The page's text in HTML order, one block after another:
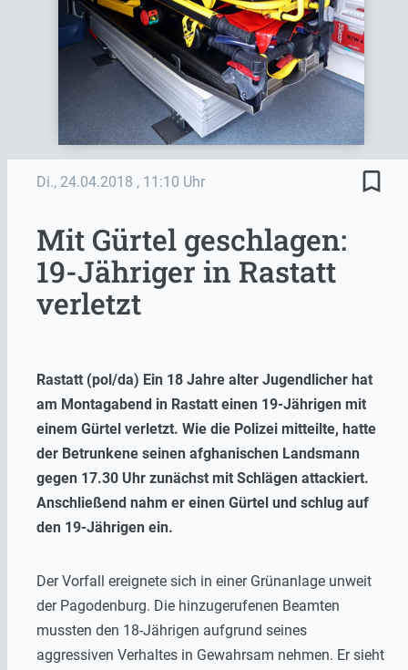
Di., 24.04.2018 , 11:10 Uhr bookmark_border
Mit Gürtel geschlagen:
19-Jähriger in Rastatt
verletzt
Rastatt (pol/da) Ein 18 Jahre alter Jugendlicher hat
am Montagabend in Rastatt einen 19-Jährigen mit
einem Gürtel verletzt. Wie die Polizei mitteilte, hatte
der Betrunkene seinen afghanischen Landsmann
gegen 17.30 Uhr zunächst mit Schlägen attackiert.
Anschließend nahm er einen Gürtel und schlug auf
den 19-Jährigen ein.
Der Vorfall ereignete sich in einer Grünanlage unweit
der Pagodenburg. Die hinzugerufenen Beamten
mussten den 18-Jährigen aufgrund seines
aggressiven Verhaltes in Gewahrsam nehmen. Er sieht